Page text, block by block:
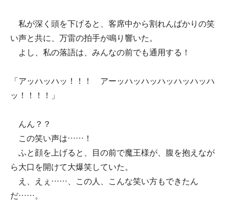
私が深く頭を下げると、客席中から割れんばかりの笑
い声と共に、万雷の拍手が鳴り響いた。
よし、私の落語は、みんなの前でも通用する！
「アッハッハッ！！！ アーッハッハッハッハッハッハ
ッ！！！！」
んん？？
この笑い声は……！
ふと顔を上げると、目の前で魔王様が、腹を抱えなが
ら大口を開けて大爆笑していた。
え、えぇ……、この人、こんな笑い方もできたん
だ……。